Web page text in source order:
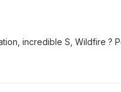
incredible S, Wildfire